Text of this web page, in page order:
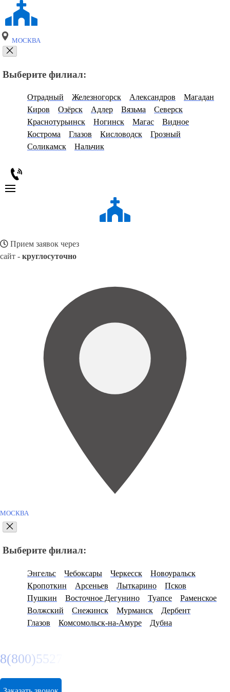
МОСКВА
Выберите филиал:
Отрадный Железногорск Александров
Магадан
Киров
Озёрск Адлер Вязьма
Северск
Краснотурьинск
Ногинск Магас
Видное
Кострома
Глазов Кисловодск
Грозный
Соликамск
Нальчик
Прием заявок через
сайт - круглосуточно
МОСКВА
Выберите филиал:
Энгельс Чебоксары Черкесск
Новоуральск
Кропоткин
Арсеньев Лыткарино
Псков
Пушкин
Восточное Дегунино Туапсе
Раменское
Волжский
Снежинск Мурманск
Дербент
Глазов
Комсомольск-на-Амуре Дубна
8(800)5527584